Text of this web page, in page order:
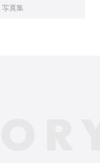
写真集